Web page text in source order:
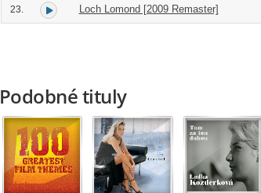
23. Loch Lomond [2009 Remaster]
Podobné tituly